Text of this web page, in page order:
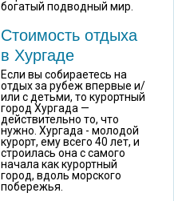
богатый подводный мир.
Стоимость отдыха
в Хургаде
Если вы собираетесь на
отдых за рубеж впервые и/
или с детьми, то курортный
город Хургада —
действительно то, что
нужно. Хургада - молодой
курорт, ему всего 40 лет, и
строилась она с самого
начала как курортный
город, вдоль морского
побережья.